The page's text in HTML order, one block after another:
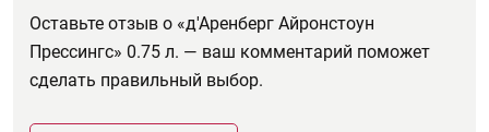
Оставьте отзыв о «д'Аренберг Айронстоун
Прессингс» 0.75 л. — ваш комментарий поможет
сделать правильный выбор.